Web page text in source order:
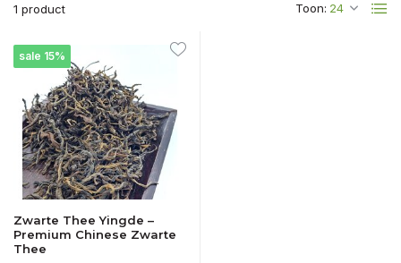
1 product Toon:
sale 15%
Zwarte Thee Yingde –
Premium Chinese Zwarte
Thee